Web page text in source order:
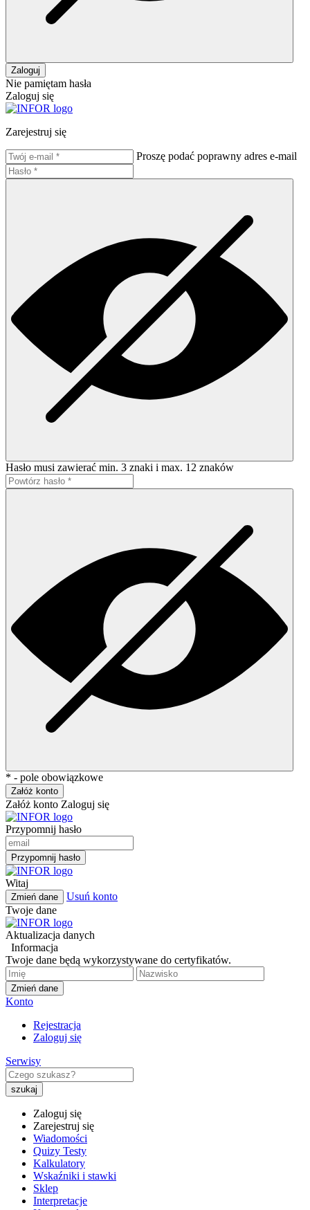
Zaloguj
Nie pamiętam hasła
Zaloguj się
Zarejestruj się
Proszę podać poprawny adres e-mail
Hasło musi zawierać min. 3 znaki i max. 12 znaków
* - pole obowiązkowe
Załóż konto
Załóż konto Zaloguj się
Przypomnij hasło
Przypomnij hasło
Witaj
Zmień dane
Usuń konto
Twoje dane
Aktualizacja danych
Informacja
Twoje dane będą wykorzystywane do certyfikatów.
Zmień dane
Konto
Rejestracja
Zaloguj się
Serwisy
Zaloguj się
Zarejestruj się
Wiadomości
Quizy Testy
Kalkulatory
Wskaźniki i stawki
Sklep
Interpretacje